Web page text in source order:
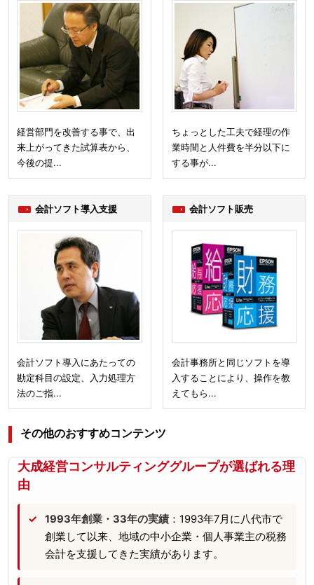
経営部門を改善する事で、出
来上がってきた試算表から、
今後の提...
ちょっとした工夫で経理の作
業時間と人件費を半分以下に
する事が...
会計ソフト導入支援
会計ソフト導入にあたっての
勘定科目の設定、入力処理方
法のご指...
会計ソフト販売
会計事務所と同じソフトを導
入することにより、操作を教
えてもら...
その他のおすすめコンテンツ
大成経営コンサルティンググループが選ばれる理
由
1993年創業・33年の実績 ：1993年7月に八代市で
創業して以来、地域の中小企業・個人事業主の税務
会計を支援してきた実績があります。